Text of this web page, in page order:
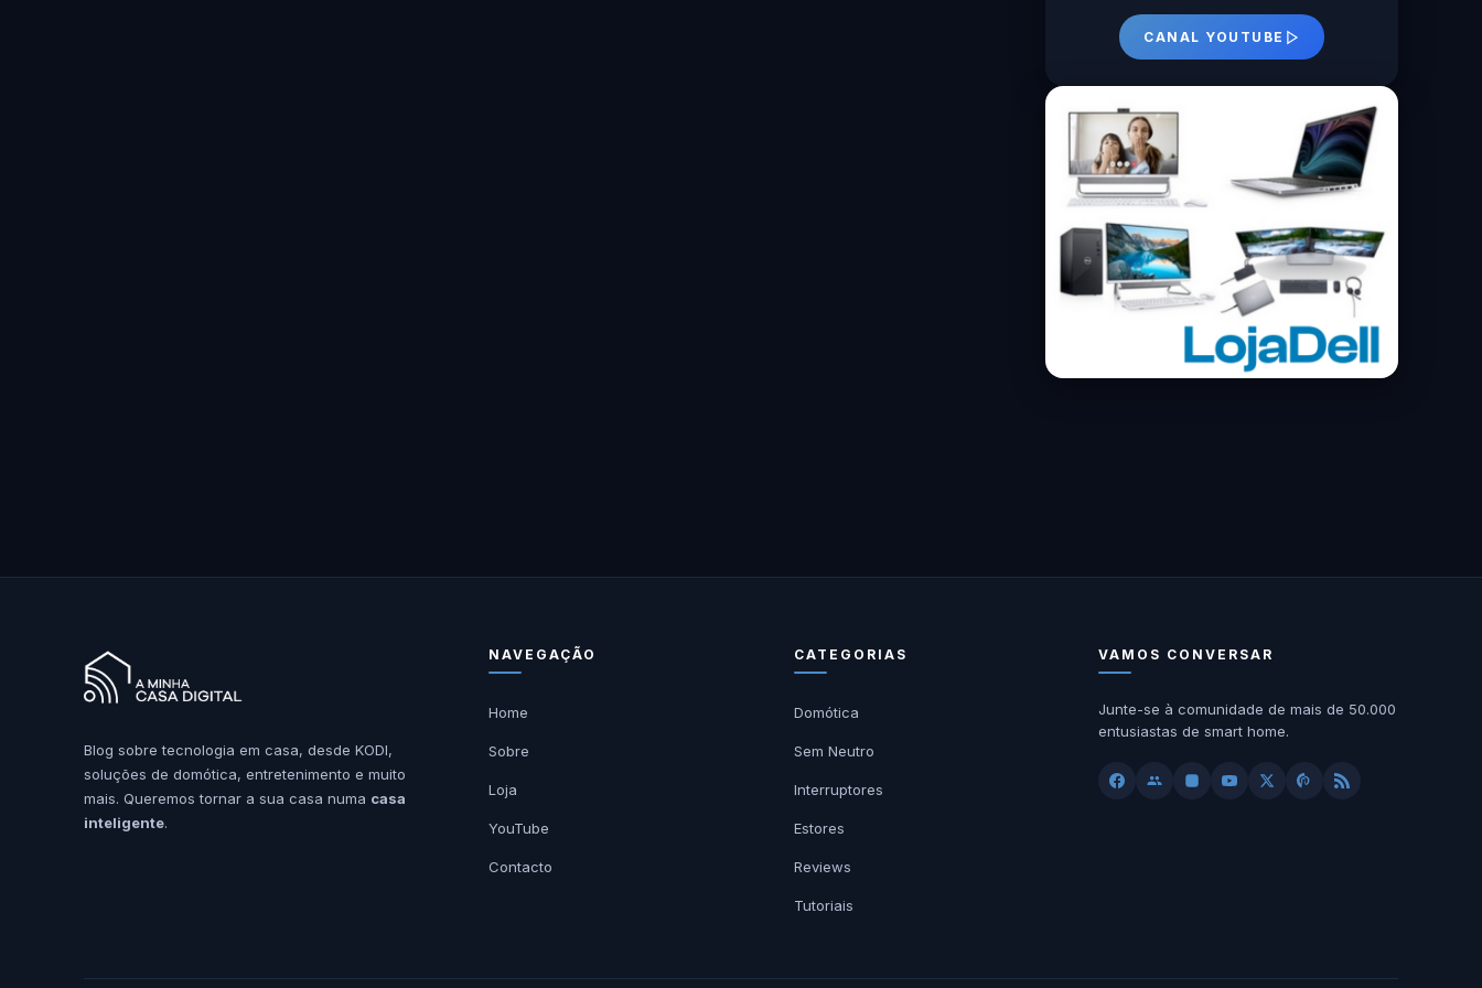
CANAL YOUTUBE
Blog sobre tecnologia em casa, desde KODI,
soluções de domótica, entretenimento e muito
mais. Queremos tornar a sua casa numa casa
inteligente.
NAVEGAÇÃO
Home
Sobre
Loja
YouTube
Contacto
CATEGORIAS
Domótica
Sem Neutro
Interruptores
Estores
Reviews
Tutoriais
VAMOS CONVERSAR
Junte-se à comunidade de mais de 50.000
entusiastas de smart home.